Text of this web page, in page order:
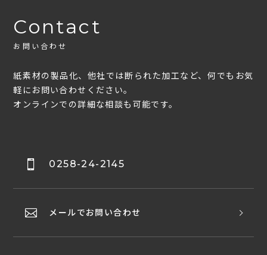
Contact
お問い合わせ
紙素材の製品化、他社では断られた加工など、何でもお気
軽にお問い合わせください。
オンラインでの詳細な相談も可能です。
0258-24-2145
メールでお問い合わせ